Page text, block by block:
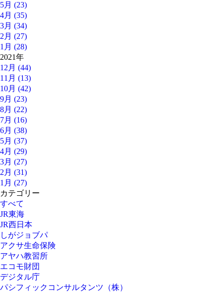
5月 (23)
4月 (35)
3月 (34)
2月 (27)
1月 (28)
2021年
12月 (44)
11月 (13)
10月 (42)
9月 (23)
8月 (22)
7月 (16)
6月 (38)
5月 (37)
4月 (29)
3月 (27)
2月 (31)
1月 (27)
カテゴリー
すべて
JR東海
JR西日本
しがジョブパ
アクサ生命保険
アヤハ教習所
エコモ財団
デジタル庁
パシフィックコンサルタンツ（株）